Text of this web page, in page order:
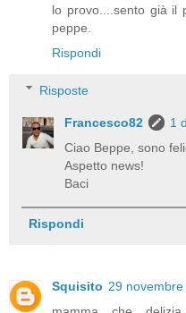
lo provo....sento già il
peppe.
Rispondi
Risposte
Francesco82
1
Ciao Beppe, sono
Aspetto news!
Baci
Rispondi
Squisito 29